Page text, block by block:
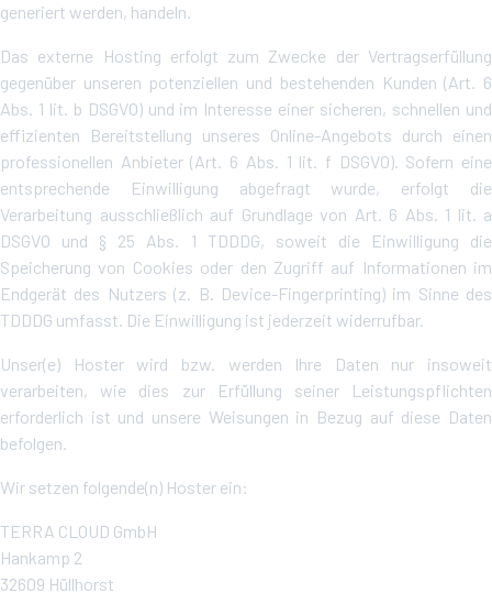
generiert werden, handeln.
Das externe Hosting erfolgt zum Zwecke der Vertragserfüllung
gegenüber unseren potenziellen und bestehenden Kunden (Art. 6
Abs. 1 lit. b DSGVO) und im Interesse einer sicheren, schnellen und
effizienten Bereitstellung unseres Online-Angebots durch einen
professionellen Anbieter (Art. 6 Abs. 1 lit. f DSGVO). Sofern eine
entsprechende Einwilligung abgefragt wurde, erfolgt die
Verarbeitung ausschließlich auf Grundlage von Art. 6 Abs. 1 lit. a
DSGVO und § 25 Abs. 1 TDDDG, soweit die Einwilligung die
Speicherung von Cookies oder den Zugriff auf Informationen im
Endgerät des Nutzers (z. B. Device-Fingerprinting) im Sinne des
TDDDG umfasst. Die Einwilligung ist jederzeit widerrufbar.
Unser(e) Hoster wird bzw. werden Ihre Daten nur insoweit
verarbeiten, wie dies zur Erfüllung seiner Leistungspflichten
erforderlich ist und unsere Weisungen in Bezug auf diese Daten
befolgen.
Wir setzen folgende(n) Hoster ein:
TERRA CLOUD GmbH
Hankamp 2
32609 Hüllhorst